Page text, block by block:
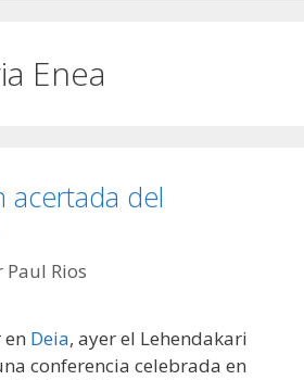
Enea
acertada del
Paul Rios
Deia, ayer el Lehendakari
conferencia celebrada en